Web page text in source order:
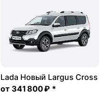
Lada Новый Largus Cross
от 341 800 ₽ *